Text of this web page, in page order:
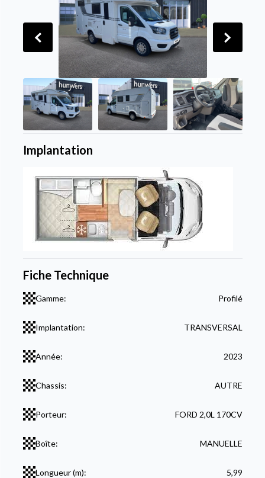
Implantation
Fiche Technique
Gamme: Profilé
Implantation: TRANSVERSAL
Année: 2023
Chassis: AUTRE
Porteur: FORD 2,0L 170CV
Boîte: MANUELLE
Longueur (m): 5,99